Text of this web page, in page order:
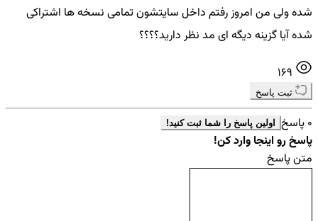
شده ولی من امروز رفتم داخل سایتشون تمامی نسخه ها اشتراکی
شده آیا گزینه دیگه ای مد نظر دارید؟؟؟؟
ثبت پاسخ
0 پاسخ اولین پاسخ را شما ثبت کنید!
پاسخ رو اینجا وارد کن!
متن پاسخ